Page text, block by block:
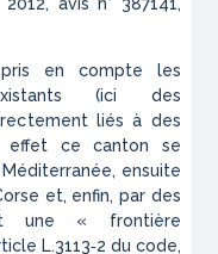
en compte les
(ici des
liés à des
effet ce canton se
ensuite
et, enfin, par des
une « frontière
L.3113‑2 du code,